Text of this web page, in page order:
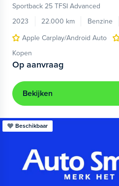
Sportback 25 TFSI Advanced
2023
22.000 km Benzine
Apple Carplay/Android Auto
Kopen
Op aanvraag
Bekijken
Beschikbaar